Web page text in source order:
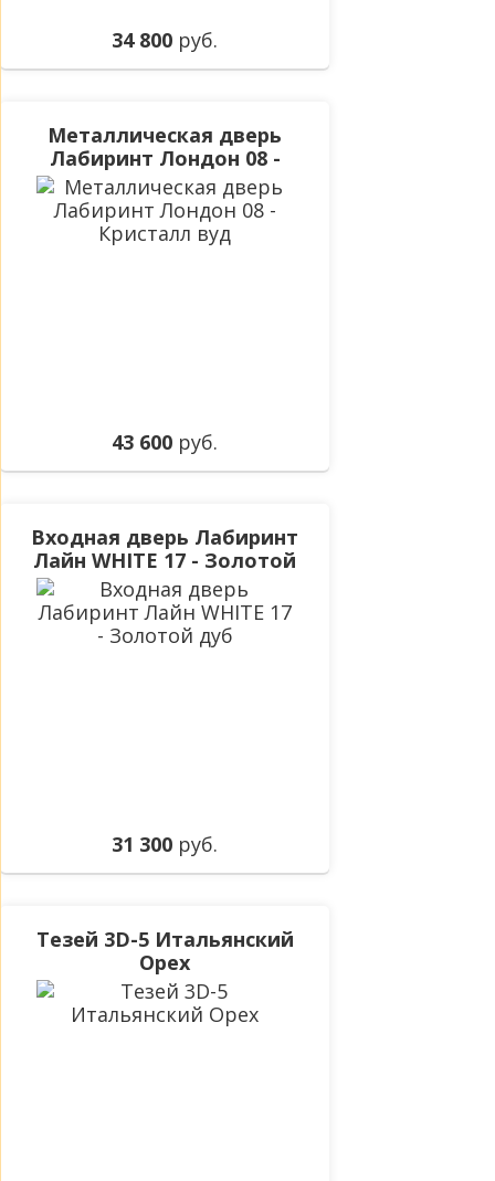
34 800 руб.
Металлическая дверь
Лабиринт Лондон 08 -
Кристалл вуд
43 600 руб.
Входная дверь Лабиринт
Лайн WHITE 17 - Золотой
дуб
31 300 руб.
Тезей 3D-5 Итальянский
Орех